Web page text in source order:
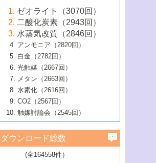
大学：オンライン・対面開催）
6号 メタン転換技術の最新動向
B号 第125回触媒討論会（2020年・工学
院大学）
5号 固体触媒による含窒素有機化合物変
換の最前線
6号 貴金属使用量低減に向けた自動車排
ガス浄化触媒の開発
B号 第123回触媒討論会（2019年・大阪
B号 第121回触媒討論会（2018年・東京
大学）
5号 水素のふるまいを解き明かす最先端
研究
6号 低級アルカンの有効利用のための触
媒技術
B号 第119回触媒討論会（2017年・首都
大学東京）
媒技術
3号 触媒研究の最先端～とびたて若き研究
者たち～（1）
4号 触媒研究の最先端～とびたて若き研究
者たち～（2）
5号 触媒研究の最先端～とびたて若き研究
者たち～（3）
6号 イオニクス材料と燃料電池・電解合成
の最新の研究動向
B号 第117回触媒討論会（2016年・大阪府
立大学）
2号 石油精製用触媒の最近の進展
3号 固体酸化物形燃料電池（SOFC）におけ
るアノード触媒上での燃料直接改質技術
4号 コアシェル構造の制御による触媒機能
5号 工業触媒およびその周辺技術の最近の
進歩
6号 ナノシート
B号 第115回触媒討論会（2015年・成蹊大
2号 光触媒反応機構に関する最新の研究動
向
開発動向
4号 人工光合成に向けた近年のアプローチ
5号 未利用熱エネルギーの有効活用に貢献
する触媒技術
6号 ポリオキソメタレート
B号 第113回触媒討論会（2014年・ロワジ
ールホテル豊橋）
1号 高耐久性燃料電池システム用触媒にお
ける新展開
2号 リビングラジカル重合の最近の動向
3号 天然ガスの化学工業的展開に関する触
媒技術
4号 貴金属触媒の精密構造制御とその活用
5号 バイオマス化成品製造のための固体触
6号 ナノ空間─吸着状態解析から新機能開拓
B号 第111回触媒討論会（2013年・関西大
▼54巻（2012年）
1号 規則性多孔体の利用技術における最近
の進歩
2号 第109回触媒討論会
3号 貴金属低減技術の最新動向
4号 貴金属代替技術の最新動向
5号 光触媒による物質変換反応の新展開
6号 グラフェン
7号 水素を利用する化成品合成の新潮流
▼53巻（2011年）
1号 金属学から見る合金触媒の新展開
2号 第107回触媒討論会
3号 触媒のその場観察法の進歩（１）
4号 触媒のその場観察法の進歩（２）
5号 不活性結合の触媒的活性化による有機
合成
6号 新しい固体酸触媒技術
7号 ゼオライト合成における最近の進歩
▼52巻（2010年）
1号 触媒の劣化対策と長寿命触媒開発
2号 第105回触媒討論会
3号 ナノ構造が拓く新機能
4号 活性サイトおよびその環境の精密な設
計による触媒の高機能化
5号 触媒を有効に使うための技術
7号 有機分子触媒による精密有機合成
1号 炭素材料－熱い注目を集める材料－
2号 第103回触媒討論会
3号 環境浄化用光触媒の現状と課題
4号 水素社会の実現に向けた水素製造・貯
蔵技術の進歩
5号 CO2が関わる触媒・材料
▼50巻（2008年）
1号 触媒化学と学会のこの10年，半世紀，
そして未来
2号 第101回触媒討論会
4号 錯体を利用したユニークな表面構造の
構築と機能
▼49巻（2007年）
1号 含フッ素化合物の合成と触媒
2号 第99回触媒討論会
3号 実用的ファインケミカル合成プロセス
を実現する触媒
▼48巻（2006年）
1号 固体酸触媒の最近の進歩
2号 第97回触媒討論会
3号 リビング重合触媒の最近の展開
1号 最近の触媒担体とその効果
2号 第95回触媒討論会
▼46巻（2004年）
1号 部分酸化反応触媒の最前線
▼45巻（2003年）
ゼオライト（3070回）
二酸化炭素（2943回）
水蒸気改質（2846回）
アンモニア（2820回）
白金（2782回）
光触媒（2667回）
メタン（2663回）
水素化（2616回）
CO2（2567回）
触媒討論会（2545回）
ダウンロード総数
(全164558件）